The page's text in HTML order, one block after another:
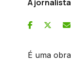
A
É uma